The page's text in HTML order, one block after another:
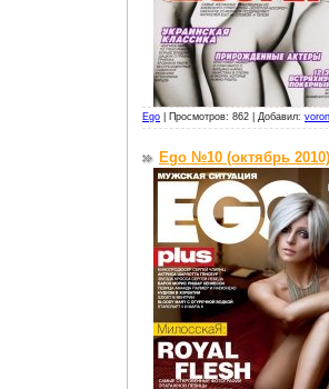
Ego Просмотров: 862 | Добавил: voron
Ego №10 (октябрь 2010)